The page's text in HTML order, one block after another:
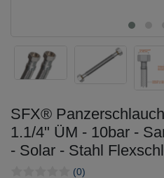
SFX®
1.1/4" ÜM - 10bar -
- Solar - Stahl
(0)